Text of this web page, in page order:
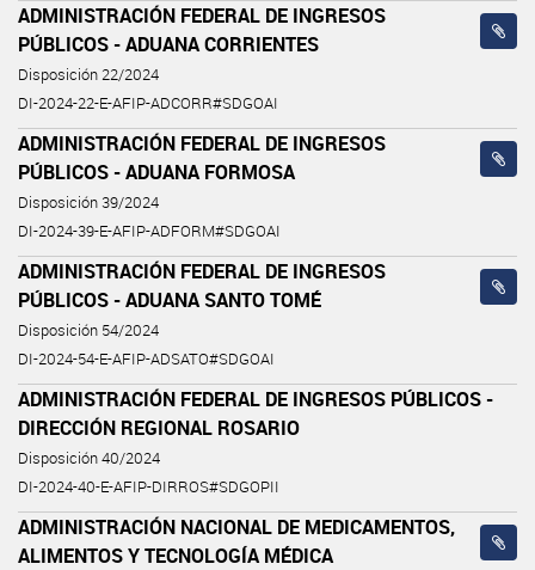
ADMINISTRACIÓN FEDERAL DE INGRESOS
PÚBLICOS - ADUANA CORRIENTES
Disposición 22/2024
DI-2024-22-E-AFIP-ADCORR#SDGOAI
ADMINISTRACIÓN FEDERAL DE INGRESOS
PÚBLICOS - ADUANA FORMOSA
Disposición 39/2024
DI-2024-39-E-AFIP-ADFORM#SDGOAI
ADMINISTRACIÓN FEDERAL DE INGRESOS
PÚBLICOS - ADUANA SANTO TOMÉ
Disposición 54/2024
DI-2024-54-E-AFIP-ADSATO#SDGOAI
ADMINISTRACIÓN FEDERAL DE INGRESOS PÚBLICOS -
DIRECCIÓN REGIONAL ROSARIO
Disposición 40/2024
DI-2024-40-E-AFIP-DIRROS#SDGOPII
ADMINISTRACIÓN NACIONAL DE MEDICAMENTOS,
ALIMENTOS Y TECNOLOGÍA MÉDICA